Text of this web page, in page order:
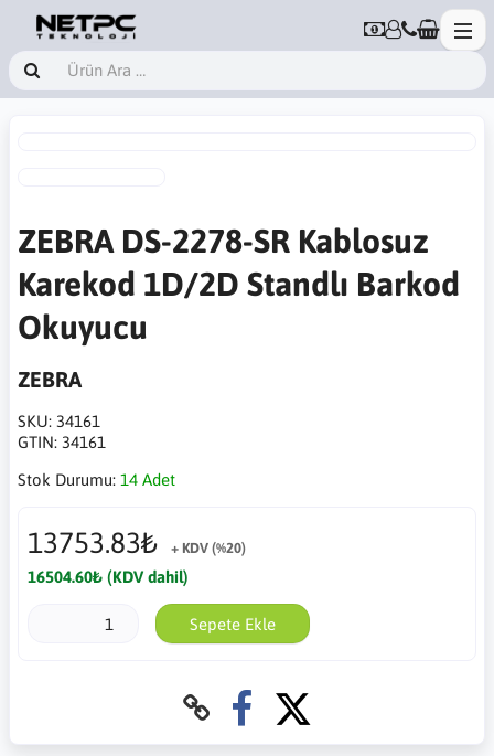
ZEBRA DS-2278-SR Kablosuz
Karekod 1D/2D Standlı Barkod
Okuyucu
ZEBRA
SKU: 34161
GTIN: 34161
Stok Durumu: 14 Adet
13753.83₺ + KDV (%20)
16504.60₺ (KDV dahil)
Sepete Ekle